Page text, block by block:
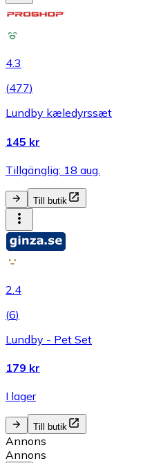
4.3
(477)
Lundby kæledyrssæt
145 kr
Tillgänglig: 18 aug.
Till butik
2.4
(6)
Lundby - Pet Set
179 kr
I lager
Till butik
Annons
Annons